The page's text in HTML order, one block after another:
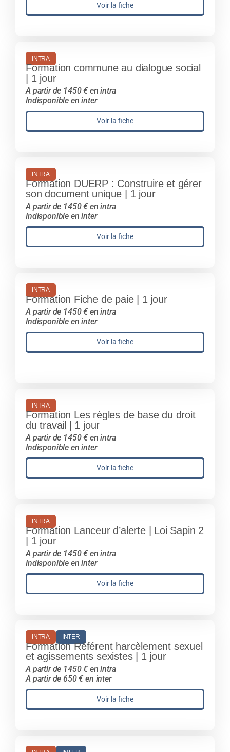
Voir la fiche
INTRA
Formation commune au dialogue social
| 1 jour
A partir de 1450 € en intra
Indisponible en inter
Voir la fiche
INTRA
Formation DUERP : Construire et gérer
son document unique | 1 jour
A partir de 1450 € en intra
Indisponible en inter
Voir la fiche
INTRA
Formation Fiche de paie | 1 jour
A partir de 1450 € en intra
Indisponible en inter
Voir la fiche
INTRA
Formation Les règles de base du droit
du travail | 1 jour
A partir de 1450 € en intra
Indisponible en inter
Voir la fiche
INTRA
Formation Lanceur d’alerte | Loi Sapin 2
| 1 jour
A partir de 1450 € en intra
Indisponible en inter
Voir la fiche
INTRA INTER
Formation Référent harcèlement sexuel
et agissements sexistes | 1 jour
A partir de 1450 € en intra
A partir de 650 € en inter
Voir la fiche